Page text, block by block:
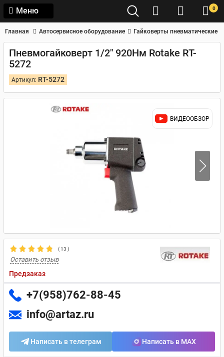
Меню 0
Главная Автосервисное оборудование Гайковерты пневматические
Пневмогайковерт 1/2" 920Нм Rotake RT-
5272
Артикул: RT-5272
ВИДЕООБЗОР
(13 )
Оставить отзыв
Предзаказ
+7(958)762-88-45
info@artaz.ru
Написать в телеграм Написать в MAX